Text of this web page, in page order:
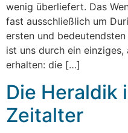
wenig überliefert. Das
fast ausschließlich um
ersten und
ist uns durch ein
erhalten: die […]
Die Heraldik
Zeitalter